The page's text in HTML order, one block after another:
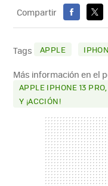
Compartir
FACEBOOK
X
Tags APPLE
Más información en el
APPLE IPHONE 13
Y ¡ACCIÓN!